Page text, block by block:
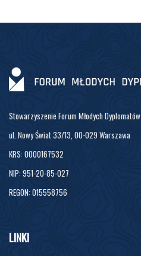
Stowarzyszenie Forum Młodych Dyplomatów
ul. Nowy Świat 33/13, 00-029 Warszawa
KRS: 0000167532
NIP: 951-20-85-027
REGON: 015558756
LINKI